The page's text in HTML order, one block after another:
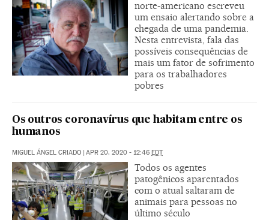
norte-americano escreveu
um ensaio alertando sobre a
chegada de uma pandemia.
Nesta entrevista, fala das
possíveis consequências de
mais um fator de sofrimento
para os trabalhadores
pobres
Os outros coronavírus que habitam entre os
humanos
MIGUEL ÁNGEL CRIADO APR 20, 2020 - 12:46 EDT
Todos os agentes
patogênicos aparentados
com o atual saltaram de
animais para pessoas no
último século